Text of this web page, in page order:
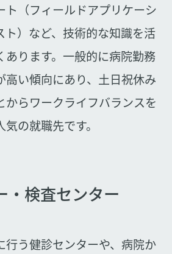
ト（フィールドアプリケーシ
ト）など、技術的な知識を活
あります。一般的に病院勤務
高い傾向にあり、土日祝休み
からワークライフバランスを
の就職先です。
・検査センター
行う健診センターや、病院か